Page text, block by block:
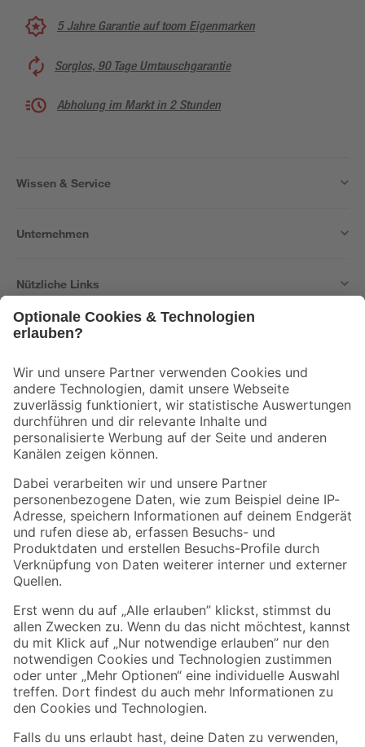
5 Jahre Garantie auf toom Eigenmarken
Sorglos, 90 Tage Umtauschgarantie
Abholung im Markt in 2 Stunden
Wissen & Service
Unternehmen
Nützliche Links
Bleib auf dem Laufenden mit unserem Newsletter
Der toom Newsletter: Keine Angebote und Aktionen mehr verpassen!
Zur Newsletter Anmeldung
Folge uns
Zahlungsarten Versandarten
Sicher einkaufen
Jetzt die toom-App herunterladen